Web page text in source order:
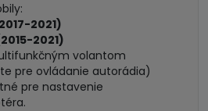
2021)
2021)
volantom
pre ovládanie autorádia)
pre nastavenie